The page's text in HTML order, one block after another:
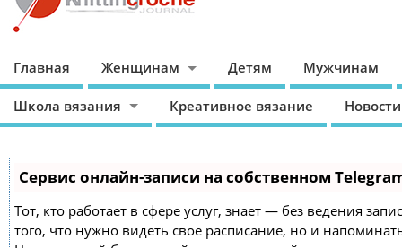
Главная Женщинам Детям Мужчинам
Школа вязания Креативное вязание
Сервис онлайн-записи на собственном
Тот, кто работает в сфере услуг, знает — без ведения
того, что нужно видеть свое расписание, но и